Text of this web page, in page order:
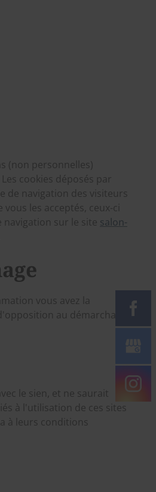
(non personnelles)
cookies déposés par
de navigation des visiteurs
les acceptés, ceux-ci
sur le site salon-
vous avez la
au démarchage
le sien, et ne saurait
à l'utilisation de ces sites
à leurs conditions